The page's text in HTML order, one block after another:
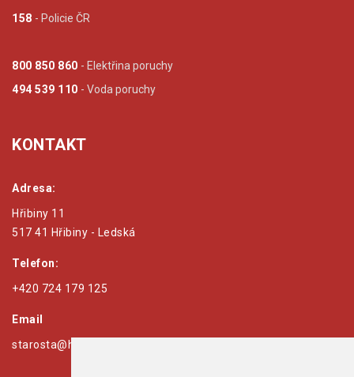
158 - Policie ČR
800 850 860 - Elektřina poruchy
494 539 110 - Voda poruchy
KONTAKT
Adresa:
Hřibiny 11
517 41 Hřibiny - Ledská
Telefon:
+420 724 179 125
Email
starosta@hribiny-ledska.cz